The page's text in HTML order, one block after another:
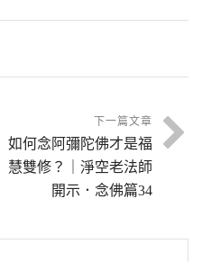
下一篇文章
如何念阿彌陀佛才是福
慧雙修？｜淨空老法師
開示．念佛篇34